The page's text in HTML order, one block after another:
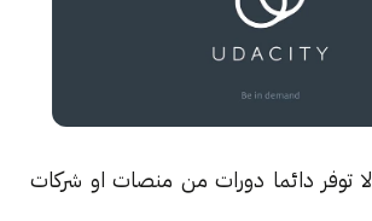
منصة Udacity لا توفر دائما دورات من منصات او شركات